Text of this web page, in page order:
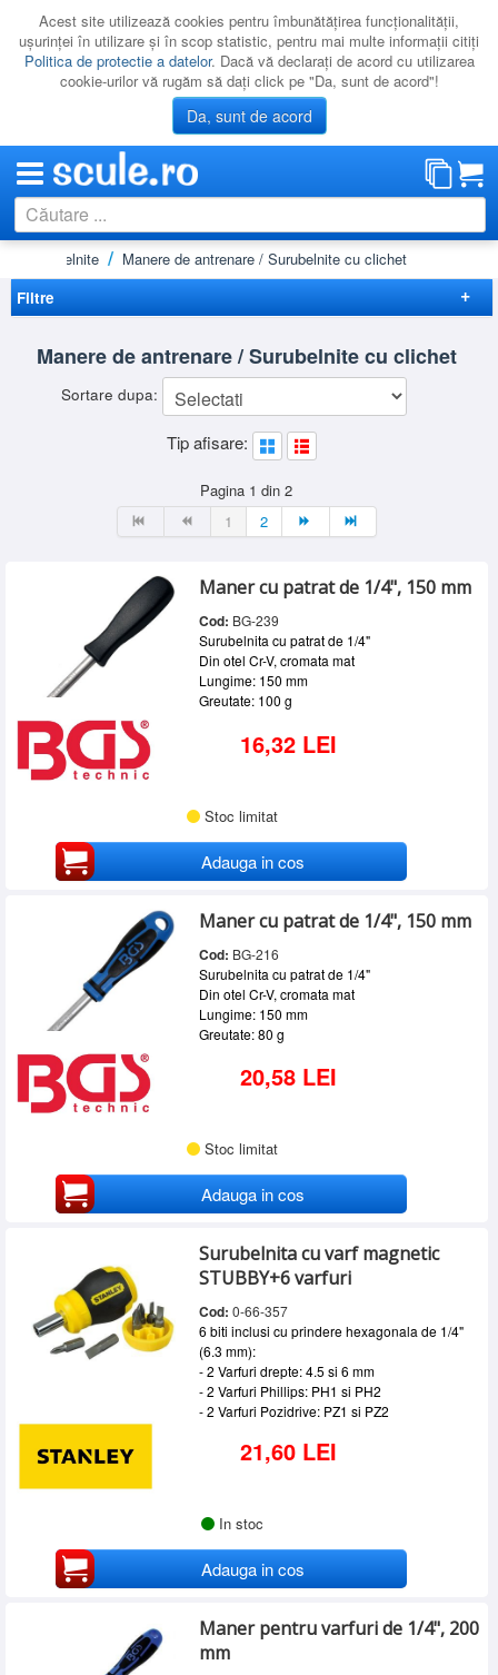
Acest site utilizează cookies pentru îmbunătăţirea funcţionalităţii,
uşurinţei în utilizare şi în scop statistic, pentru mai multe informaţii citiţi
Politica de protectie a datelor. Dacă vă declaraţi de acord cu utilizarea
cookie-urilor vă rugăm să daţi click pe "Da, sunt de acord"!
Da, sunt de acord
CATEGORII
PROMOTII
RESIGILATE
LICHIDARE
AUTENTIFICARE
de surubelnite
Manere de antrenare / Surubelnite cu clichet
Filtre
Elimina filtrele
Disponibilitate
(4)
MILWAUKEE(6)
Manere de antrenare / Surubelnite cu clichet
Sortare dupa:
Tip afisare:
Pagina 1 din 2
1
2
Maner cu patrat de 1/4", 150 mm
Cod: BG-239
Surubelnita cu patrat de 1/4"
Din otel Cr-V, cromata mat
Lungime: 150 mm
Greutate: 100 g
16,32 LEI
Stoc limitat
Adauga in cos
Maner cu patrat de 1/4", 150 mm
Cod: BG-216
Surubelnita cu patrat de 1/4"
Din otel Cr-V, cromata mat
Lungime: 150 mm
Greutate: 80 g
20,58 LEI
Stoc limitat
Adauga in cos
Surubelnita cu varf magnetic
STUBBY+6 varfuri
Cod: 0-66-357
6 biti inclusi cu prindere hexagonala de 1/4"
(6.3 mm):
- 2 Varfuri drepte: 4.5 si 6 mm
- 2 Varfuri Phillips: PH1 si PH2
- 2 Varfuri Pozidrive: PZ1 si PZ2
21,60 LEI
In stoc
Adauga in cos
Maner pentru varfuri de 1/4", 200
mm